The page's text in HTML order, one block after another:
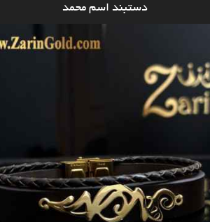
دستبند اسم محمد